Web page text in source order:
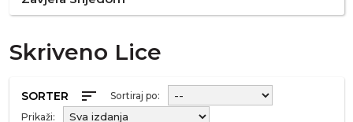
Skriveno Lice
SORTER sort
Sortiraj po:
Prikaži: